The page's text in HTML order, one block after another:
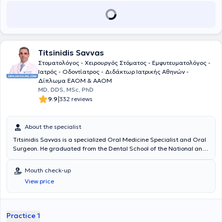
Titsinidis Savvas
Στοματολόγος - Χειρουργός Στόματος - Εμφυτευματολόγος -
Ιατρός - Οδοντίατρος - Διδάκτωρ Ιατρικής Αθηνών -
Δίπλωμα ΕΑΟΜ & ΑΑΟΜ
MD, DDS, MSc, PhD
9.9|332 reviews
About the specialist
Titsinidis Savvas is a specialized Oral Medicine Specialist and Oral
Surgeon. He graduated from the Dental School of the National and
Master's degrees (Master of Science) in Oral Surgery (Dental
School, NKUA, 2007) and Oral Medicine (Dental School, NKUA,
2013). He also obtained the Diploma of Oral Medicine from the
European Association of Oral Medicine (Gothenburg, Sweden, 2018)
was awarded a PhD from the Medical School of Athens (NKUA) in
Mouth check-up
View price
Practice 1